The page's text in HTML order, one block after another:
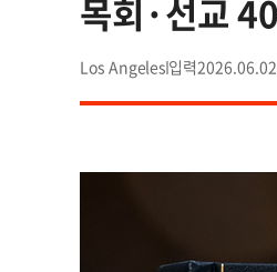
목회·선교
Los Angeles